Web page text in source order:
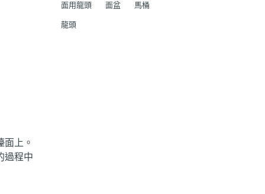
上。
過程中
面用龍頭 面盆 馬桶
龍頭